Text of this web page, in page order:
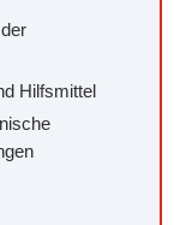
Hilfsmittel